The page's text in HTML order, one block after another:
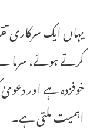
یہاں ایک سرکاری
کرتے ہوئے، سرما
خوفزدہ ہے اور دعویٰ
اہمیت ملتی ہے۔